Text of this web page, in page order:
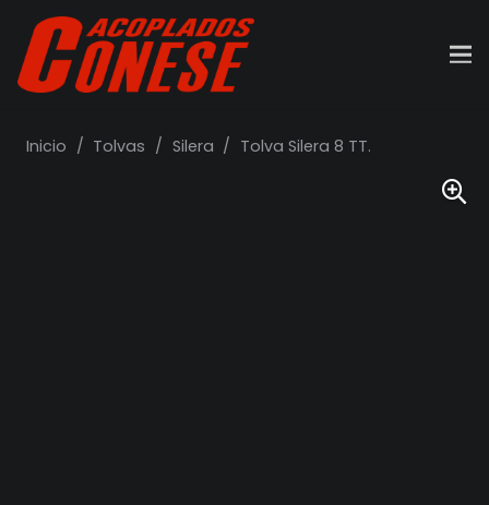
Inicio / Tolvas / Silera / Tolva Silera 8 TT.